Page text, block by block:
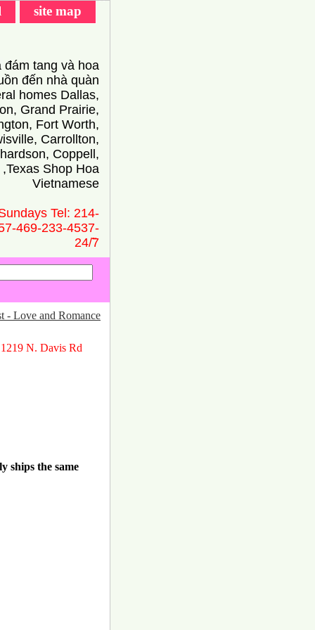
site map
đám tang và hoa
đến nhà quàn
homes Dallas,
Grand Prairie,
Fort Worth,
Carrollton,
Coppell,
Shop Hoa
Vietnamese
Tel: 214-
469-233-4537-
24/̃7
- Love and Romance
N. Davis Rd
ships the same